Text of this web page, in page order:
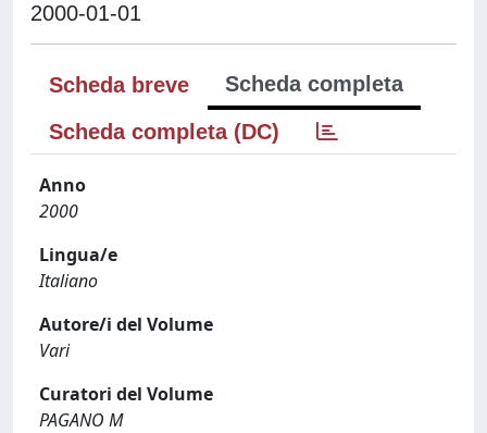
2000-01-01
Scheda breve
Scheda completa
Scheda completa (DC)
Anno
2000
Lingua/e
Italiano
Autore/i del Volume
Vari
Curatori del Volume
PAGANO M